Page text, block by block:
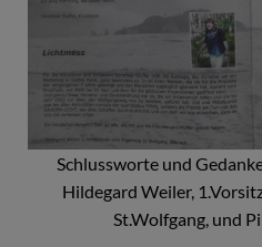
Schlussworte und
Hildegard Weiler,
St.Wolfgang, und